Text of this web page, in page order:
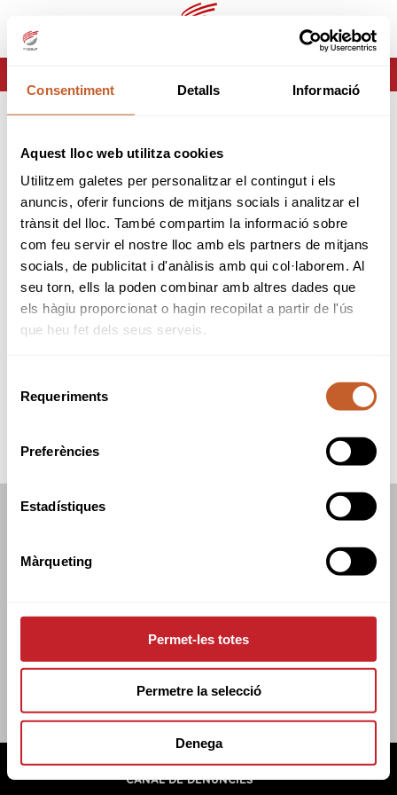
Consentiment Detalls Informació
Aquest lloc web utilitza cookies
Utilitzem galetes per personalitzar el contingut i els
anuncis, oferir funcions de mitjans socials i analitzar el
trànsit del lloc. També compartim la informació sobre
com feu servir el nostre lloc amb els partners de mitjans
socials, de publicitat i d'anàlisis amb qui col·laborem. Al
seu torn, ells la poden combinar amb altres dades que
els hàgiu proporcionat o hagin recopilat a partir de l'ús
que heu fet dels seus serveis.
Requeriments
Preferències
Estadístiques
Màrqueting
Permet-les totes
Permetre la selecció
Denega
ca es
Página no encontrada
Lo sentimos pero la página que estas buscando no
existe o ha cambiado.
tornar
C/TUSET 32, 8ÈNA PLANTA. 08006 BCN
POLÍTICA DE COOKIES
POLÍTICA DE PRIVADESA
CANAL DE DENÚNCIES